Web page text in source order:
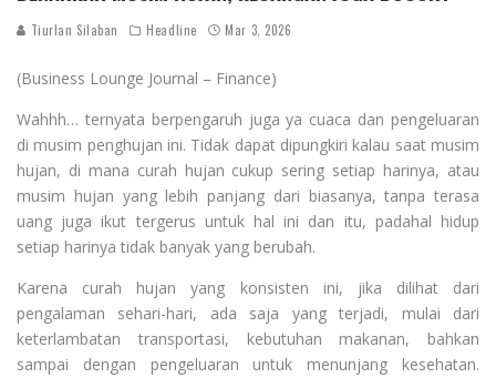
Tiurlan Silaban Headline Mar 3, 2026
(Business Lounge Journal – Finance)
Wahhh… ternyata berpengaruh juga ya cuaca dan pengeluaran
di musim penghujan ini. Tidak dapat dipungkiri kalau saat musim
hujan, di mana curah hujan cukup sering setiap harinya, atau
musim hujan yang lebih panjang dari biasanya, tanpa terasa
uang juga ikut tergerus untuk hal ini dan itu, padahal hidup
setiap harinya tidak banyak yang berubah.
Karena curah hujan yang konsisten ini, jika dilihat dari
pengalaman sehari-hari, ada saja yang terjadi, mulai dari
keterlambatan transportasi, kebutuhan makanan, bahkan
sampai dengan pengeluaran untuk menunjang kesehatan.